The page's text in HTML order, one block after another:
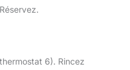
6). Rincez